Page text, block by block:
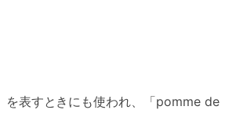
を表すときにも使われ、「pomme de